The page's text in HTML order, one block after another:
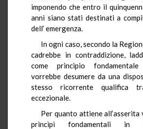
imponendo che entro il
anni siano stati destinati a
dell’ emergenza.
In ogni caso, secondo la
cadrebbe in contraddizione,
come principio
vorrebbe desumere da una
stesso ricorrente qualifica
eccezionale.
Per quanto attiene all’asserita
princìpi fondamentali in